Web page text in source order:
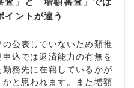
イントが違う
公表していないため類推
込では返済能力の有無を
務先に在籍しているかが
と思われます。また増額